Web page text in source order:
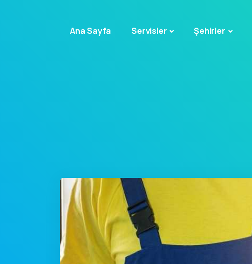
Ana Sayfa Servisler Şehirler